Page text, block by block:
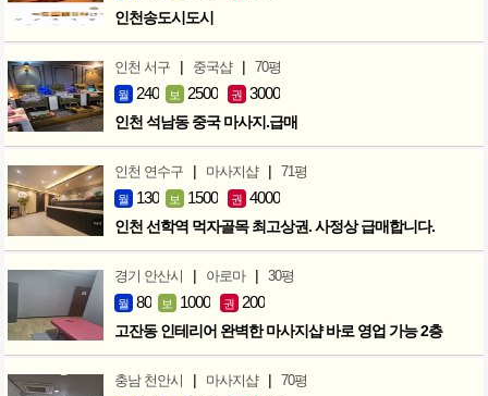
인천송도시도시
인천 서구 | 중국샵 | 70평
월 240 보 2500 권 3000
인천 석남동 중국 마사지.급매
인천 연수구 | 마사지샵 | 71평
월 130 보 1500 권 4000
인천 선학역 먹자골목 최고상권. 사정상 급매합니다.
경기 안산시 | 아로마 | 30평
월 80 보 1000 권 200
고잔동 인테리어 완벽한 마사지샵 바로 영업 가능 2층
충남 천안시 | 마사지샵 | 70평